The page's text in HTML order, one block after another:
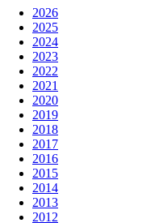
2026
2025
2024
2023
2022
2021
2020
2019
2018
2017
2016
2015
2014
2013
2012